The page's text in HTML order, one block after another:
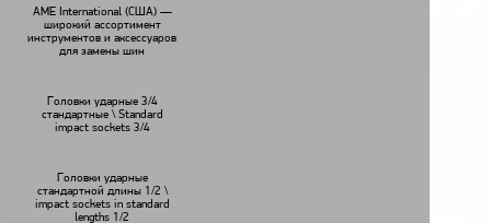
AME International (США) —
широкий ассортимент
инструментов и аксессуаров
для замены шин
Головки ударные 3/4
стандартные \ Standard
impact sockets 3/4
Головки ударные
стандартной длины 1/2 \
impact sockets in standard
lengths 1/2
В наличии